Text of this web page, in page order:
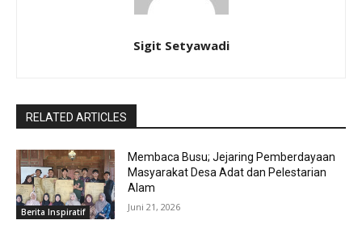
Sigit Setyawadi
RELATED ARTICLES
Berita Inspiratif
Membaca Busu; Jejaring Pemberdayaan
Masyarakat Desa Adat dan Pelestarian
Alam
Juni 21, 2026